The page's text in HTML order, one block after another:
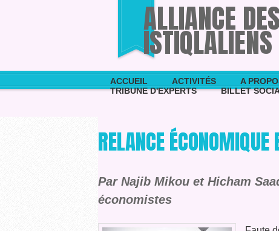
ALLIANCE
ISTIQLALIENS
ACCUEIL ACTIVITÉS A
TRIBUNE D'EXPERTS
BILLET
RELANCE
Par Najib Mikou et Hicham
économistes